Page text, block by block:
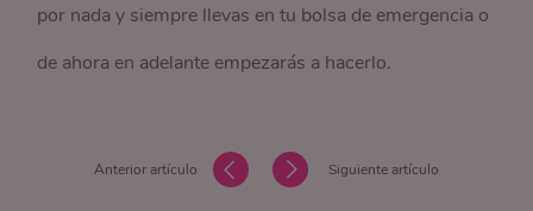
por nada y siempre llevas en tu bolsa de emergencia o
de ahora en adelante empezarás a hacerlo.
Anterior artículo Siguiente artículo